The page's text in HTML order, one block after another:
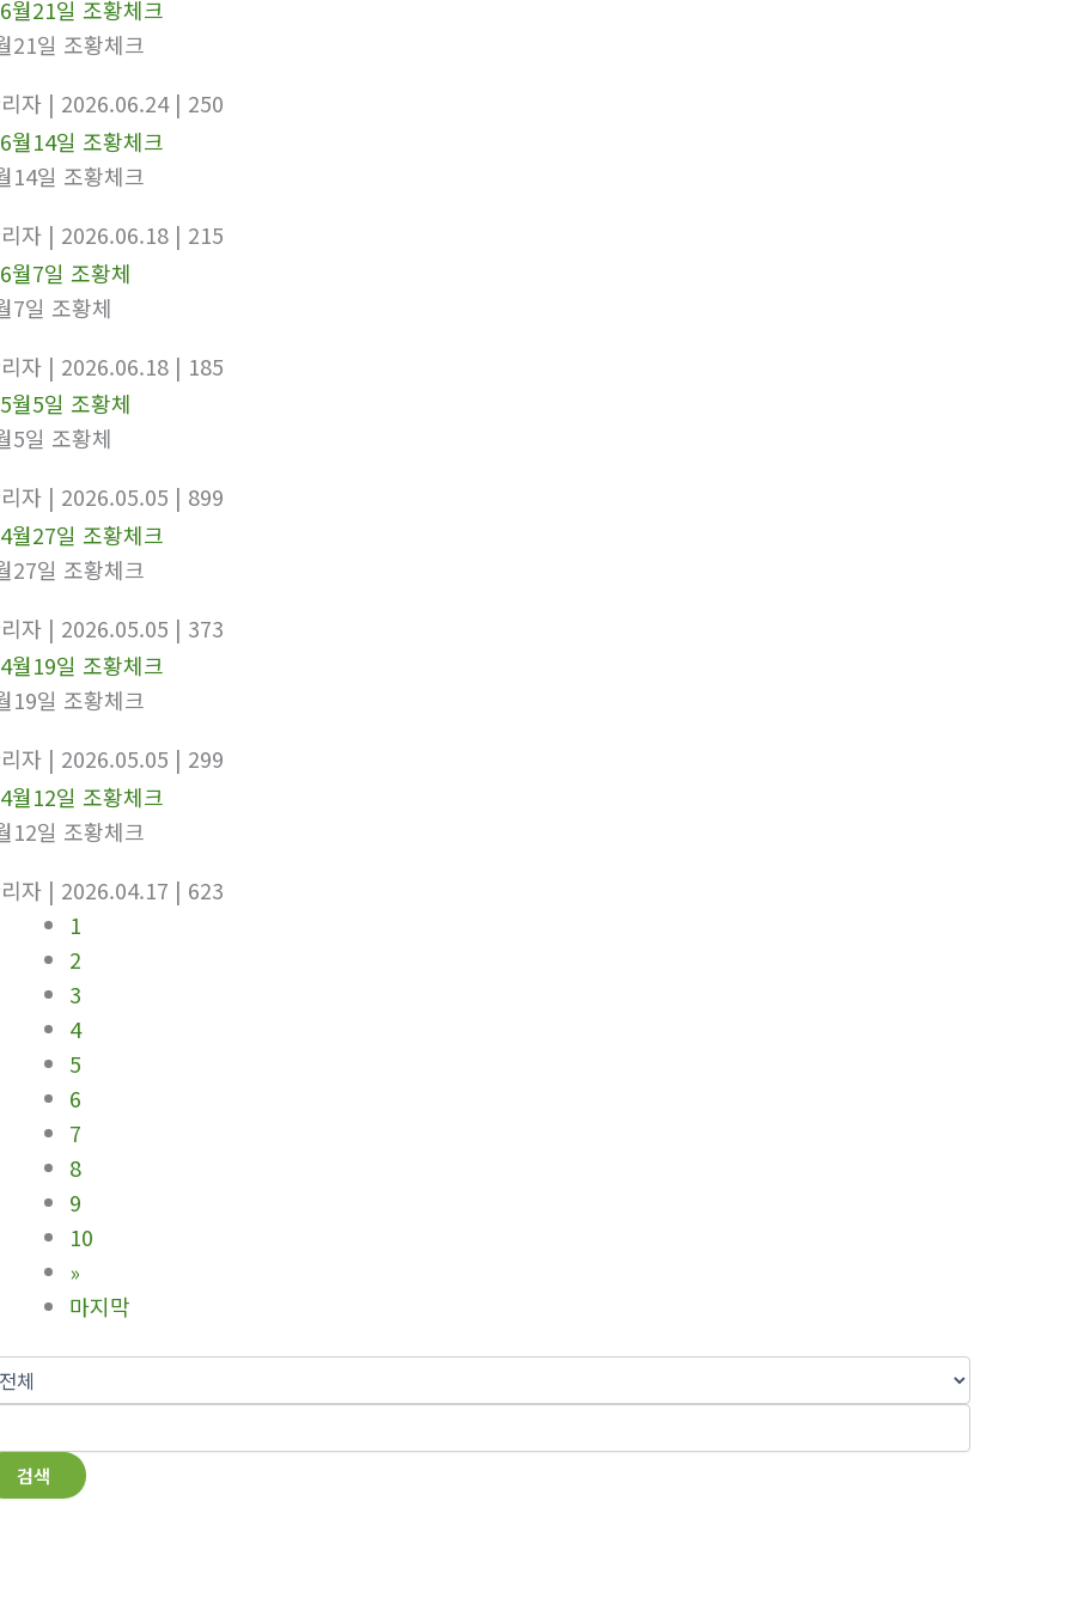
21일 조황체크
자 | 2026.06.24 | 250
14일 조황체크
자 | 2026.06.18 | 215
7일 조황체
자 | 2026.06.18 | 185
5일 조황체
자 | 2026.05.05 | 899
27일 조황체크
자 | 2026.05.05 | 373
19일 조황체크
자 | 2026.05.05 | 299
12일 조황체크
자 | 2026.04.17 | 623
1
2
3
4
5
6
7
8
9
10
»
마지막
검색